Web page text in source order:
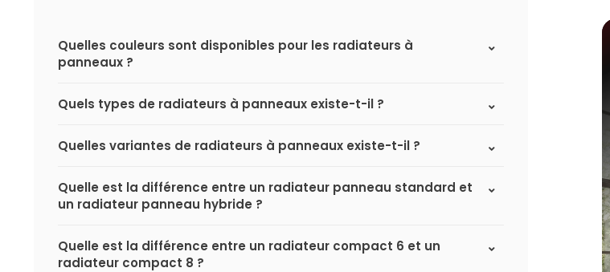
Quelles couleurs sont disponibles pour les radiateurs à
panneaux ?
Quels types de radiateurs à panneaux existe-t-il ?
Quelles variantes de radiateurs à panneaux existe-t-il ?
Quelle est la différence entre un radiateur panneau standard et
un radiateur panneau hybride ?
Quelle est la différence entre un radiateur compact 6 et un
radiateur compact 8 ?